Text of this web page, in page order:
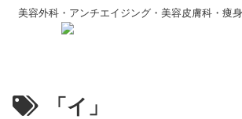
美容外科・アンチエイジング・美容皮膚科・痩
「イ」